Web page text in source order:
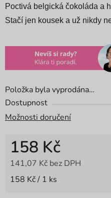
Poctivá belgická čokoláda a
Stačí jen kousek a už nikdy
Položka byla vyprodána…
Dostupnost
Možnosti doručení
158 Kč
141,07 Kč bez DPH
Měrná cena:
158 Kč / 1 ks